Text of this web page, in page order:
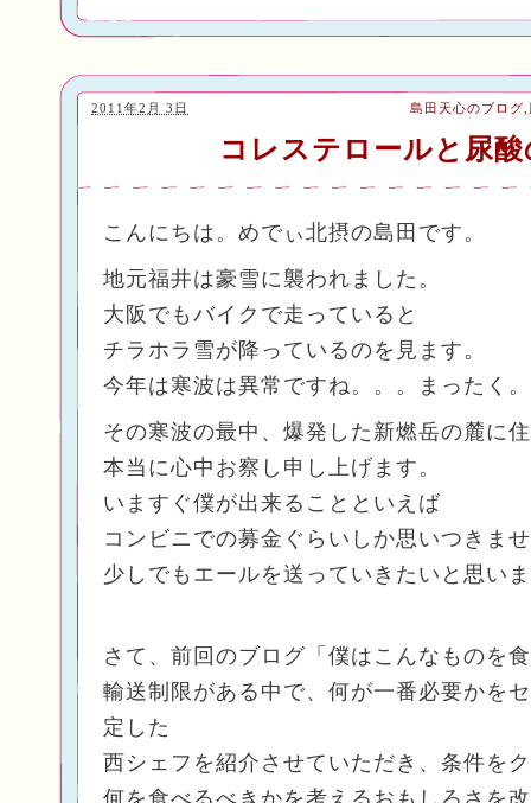
コレステロールと尿
2011年2月 3日 島田天心のブログ
こんにちは。めでぃ北摂の島田です。
地元福井は豪雪に襲われました。
大阪でもバイクで走っていると
チラホラ雪が降っているのを見ます。
今年は寒波は異常ですね。。。まったく。
その寒波の最中、爆発した新燃岳の麓に
本当に心中お察し申し上げます。
いますぐ僕が出来ることといえば
コンビニでの募金ぐらいしか思いつきま
少しでもエールを送っていきたいと思い
さて、前回のブログ「僕はこんなものを
輸送制限がある中で、何が一番必要かを
定した
西シェフを紹介させていただき、条件を
何を食べるべきかを考えるおもしろさを